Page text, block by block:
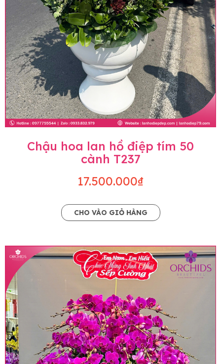
Chậu hoa lan hồ điệp tím 50
cành T237
17.500.000₫
CHO VÀO GIỎ HÀNG